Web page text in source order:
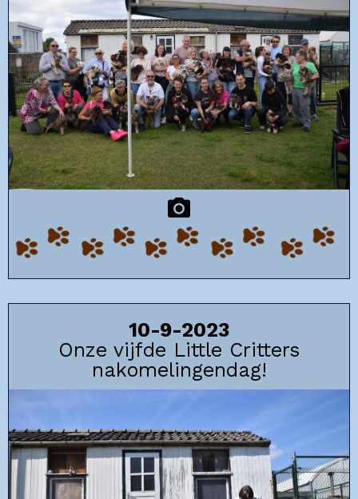
10-9-2023
Onze vijfde Little Critters
nakomelingendag!